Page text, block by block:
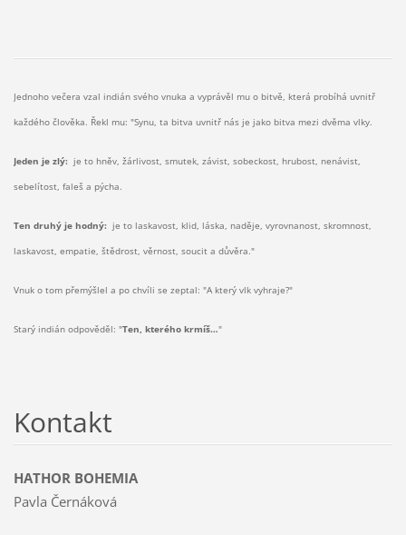
Jednoho večera vzal indián svého vnuka a vyprávěl mu o bitvě, která probíhá uvnitř
každého člověka. Řekl mu: "Synu, ta bitva uvnitř nás je jako bitva mezi dvěma vlky.
Jeden je zlý:je to hněv, žárlivost, smutek, závist, sobeckost, hrubost, nenávist,
sebelítost, faleš a pýcha.
Ten druhý je hodný: je to laskavost, klid, láska, naděje, vyrovnanost, skromnost,
laskavost, empatie, štědrost, věrnost, soucit a důvěra."
Vnuk o tom přemýšlel a po chvíli se zeptal: "A který vlk vyhraje?"
Starý indián odpověděl: "Ten, kterého krmíš…"
Kontakt
HATHOR BOHEMIA
Pavla Černáková